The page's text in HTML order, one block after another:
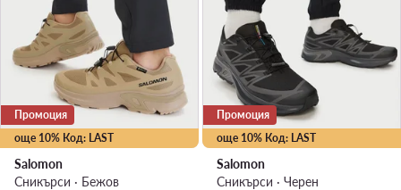
още 10% Код: LAST
Промоция
Salomon
Сникърси · Бежов
още 10% Код: LAST
Промоция
Salomon
Сникърси · Черен